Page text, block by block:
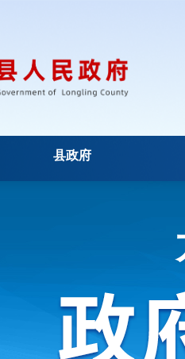
县政府